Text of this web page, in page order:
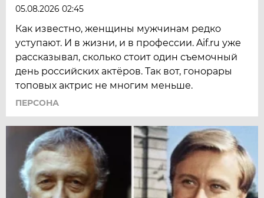
05.08.2026 02:45
Как известно, женщины мужчинам редко
уступают. И в жизни, и в профессии. Aif.ru уже
рассказывал, сколько стоит один съемочный
день российских актёров. Так вот, гонорары
топовых актрис не многим меньше.
ПЕРСОНА